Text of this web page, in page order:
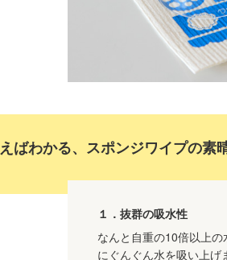
ばわかる、スポンジワイプの素
１．抜群の吸水性
なんと自重の10倍以上
にぐんぐん水を吸い上